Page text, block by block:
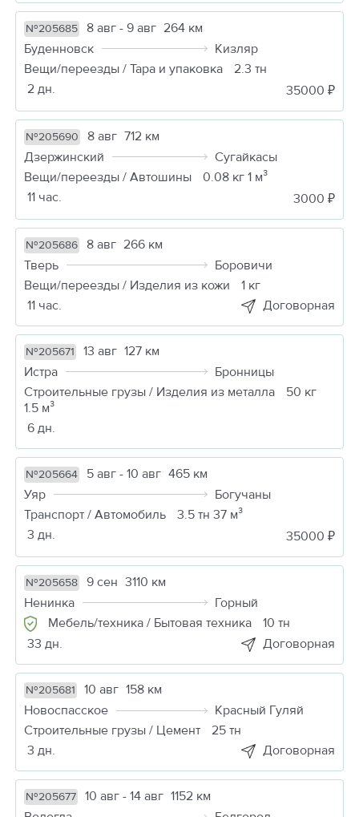
№205685 8 авг - 9 авг 264 км
Буденновск
Кизляр
Вещи/переезды / Тара и упаковка
2.3 тн
2 дн.
35000 ₽
№205690 8 авг 712 км
Дзержинский
Сугайкасы
Вещи/переезды / Автошины
0.08 кг 1 м³
11 час.
3000 ₽
№205686 8 авг 266 км
Тверь
Боровичи
Вещи/переезды / Изделия из кожи
1 кг
11 час.
Договорная
№205671 13 авг 127 км
Истра
Бронницы
Строительные грузы / Изделия из металла
50 кг
1.5 м³
6 дн.
№205664 5 авг - 10 авг 465 км
Уяр
Богучаны
Транспорт / Автомобиль
3.5 тн 37 м³
3 дн.
35000 ₽
№205658 9 сен 3110 км
Ненинка
Горный
Мебель/техника / Бытовая техника
10 тн
33 дн.
Договорная
№205681 10 авг 158 км
Новоспасское
Красный Гуляй
Строительные грузы / Цемент
25 тн
3 дн.
Договорная
№205677 10 авг - 14 авг 1152 км